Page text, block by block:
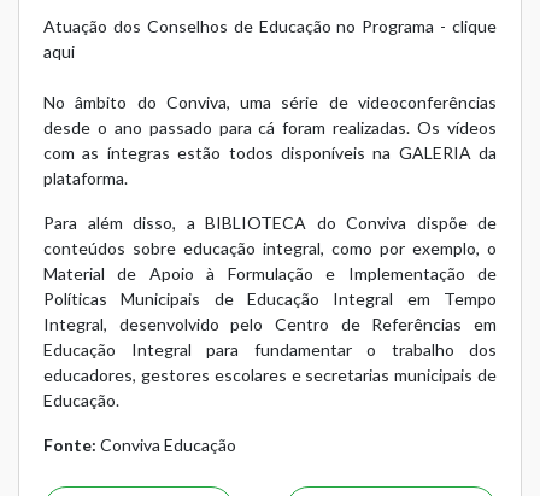
Atuação dos Conselhos de Educação no Programa - clique
aqui
No âmbito do Conviva, uma série de videoconferências
desde o ano passado para cá foram realizadas. Os vídeos
com as íntegras estão todos disponíveis na GALERIAda
plataforma.
Para além disso, a BIBLIOTECA do Conviva dispõe de
conteúdos sobre educação integral, como por exemplo, o
Material de Apoio à Formulação e Implementação de
Políticas Municipais de Educação Integral em Tempo
Integral, desenvolvido pelo Centro de Referências em
Educação Integral para fundamentar o trabalho dos
educadores, gestores escolares e secretarias municipais de
Educação.
Fonte: Conviva Educação